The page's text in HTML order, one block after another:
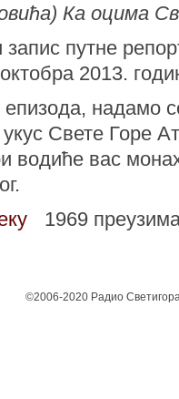
Ка оцима
запис путне
2013.
надамо
Свете Горе
водиће вас
1969
©2006-2020 Радио